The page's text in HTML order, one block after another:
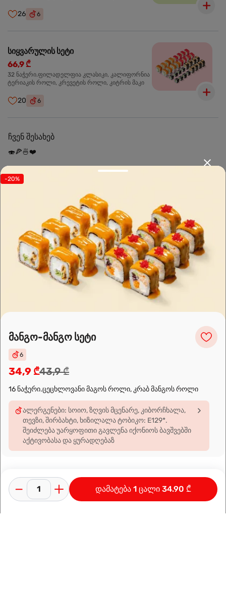
26 6
სიყვარულის სეტი
66,9 ₾
32 ნაჭერი.ფილადელფია კლასიკი, კალიფორნია
ტერიაკის როლი, კრევეტის როლი, კიტრის მაკი
20 6
ჩვენ შესახებ
🍣🍕🍜❤️
Sushi24.ge since 2018. Rolls, pizza, and wok are waiting to be
prepared for you. Choose the nearest location and explore the
მარშრუტის დაგეგმვა
-20%
მანგო-მანგო სეტი
6
34,9 ₾43,9 ₾
16 ნაჭერი.ცეცხლოვანი მაგოს როლი, კრაბ მანგოს როლი
ალერგენები: სოიო, ზღვის მცენარე, კიბორჩხალა,
თევზი, შირბახტი, ხიზილალა ტობიკო: E129*.
შეიძლება უარყოფითი გავლენა იქონიოს ბავშვებში
აქტივობასა და ყურადღებაზ
დამატება 1 ცალი 34.90 ₾